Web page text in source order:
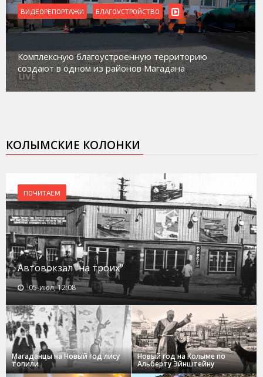
ВИДЕОРЕПОРТАЖИ
Магадан присоединился к пилотному проекту по
работе с несовершеннолетними из групп
социального риска «Переправа»
КОЛЫМСКИЕ КОЛОНКИ
ПОЧИТАЕМ
Автовокзал "на троих"
05-июл, 12:08
Магаданцы на Новый год лису
топили
Новый год на Колыме по
Альберту Эйнштейну